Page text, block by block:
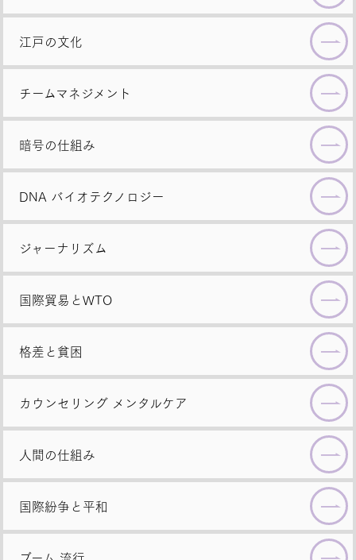
江戸の文化
チームマネジメント
暗号の仕組み
DNAバイオテクノロジー
ジャーナリズム
国際貿易とWTO
格差と貧困
カウンセリングメンタルケア
人間の仕組み
国際紛争と平和